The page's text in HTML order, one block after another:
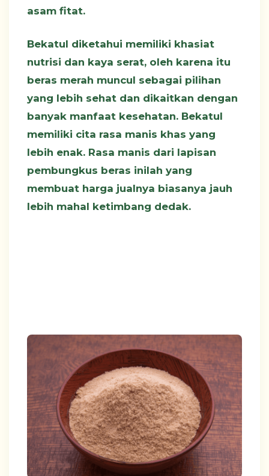
asam fitat.
Bekatul diketahui memiliki khasiat
nutrisi dan kaya serat, oleh karena itu
beras merah muncul sebagai pilihan
yang lebih sehat dan dikaitkan dengan
banyak manfaat kesehatan. Bekatul
memiliki cita rasa manis khas yang
lebih enak. Rasa manis dari lapisan
pembungkus beras inilah yang
membuat harga jualnya biasanya jauh
lebih mahal ketimbang dedak.